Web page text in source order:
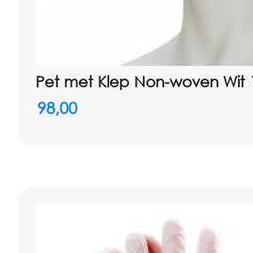
Pet met Klep Non-woven Wit
98,00